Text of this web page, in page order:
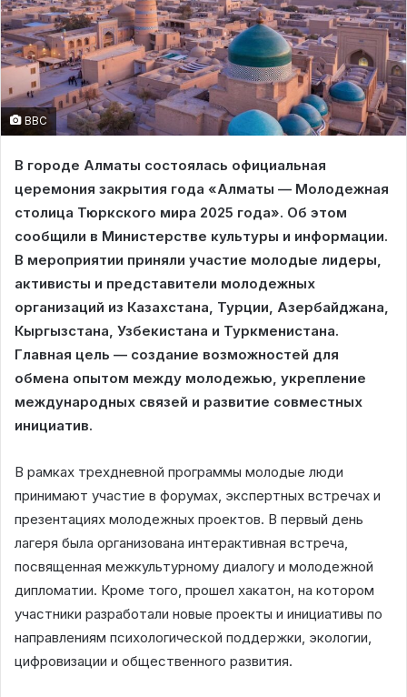
BBC
В городе Алматы состоялась официальная
церемония закрытия года «Алматы — Молодежная
столица Тюркского мира 2025 года». Об этом
сообщили в Министерстве культуры и информации.
В мероприятии приняли участие молодые лидеры,
активисты и представители молодежных
организаций из Казахстана, Турции, Азербайджана,
Кыргызстана, Узбекистана и Туркменистана.
Главная цель — создание возможностей для
обмена опытом между молодежью, укрепление
международных связей и развитие совместных
инициатив.
В рамках трехдневной программы молодые люди
принимают участие в форумах, экспертных встречах и
презентациях молодежных проектов. В первый день
лагеря была организована интерактивная встреча,
посвященная межкультурному диалогу и молодежной
дипломатии. Кроме того, прошел хакатон, на котором
участники разработали новые проекты и инициативы по
направлениям психологической поддержки, экологии,
цифровизации и общественного развития.